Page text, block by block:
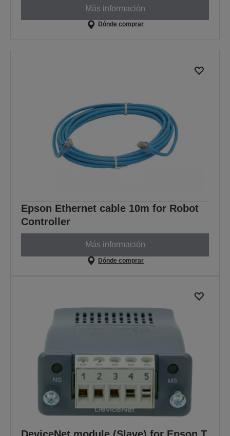
Más información
Dónde comprar
Epson Ethernet cable 10m for Robot
Controller
Más información
Dónde comprar